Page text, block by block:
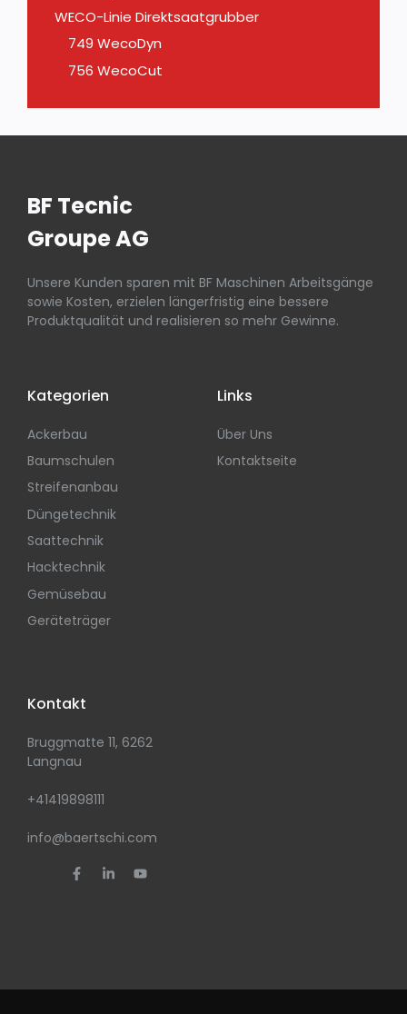
WECO-Linie Direktsaatgrubber
749 WecoDyn
756 WecoCut
BF Tecnic
Groupe AG
Unsere Kunden sparen mit BF Maschinen Arbeitsgänge
sowie Kosten, erzielen längerfristig eine bessere
Produktqualität und realisieren so mehr Gewinne.
Kategorien
Ackerbau
Baumschulen
Streifenanbau
Düngetechnik
Saattechnik
Hacktechnik
Gemüsebau
Geräteträger
Links
Über Uns
Kontaktseite
Kontakt
Bruggmatte 11, 6262
Langnau
+41419898111
info@baertschi.com